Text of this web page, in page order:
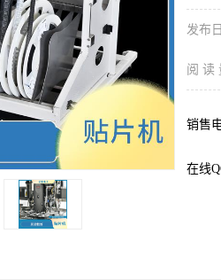
发布
阅 读
销售
在线